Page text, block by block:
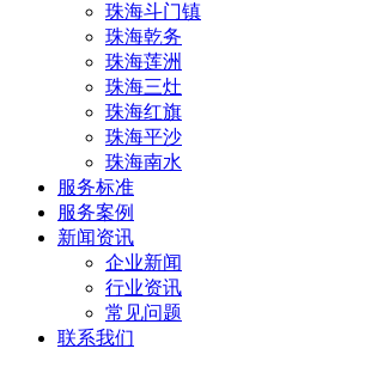
珠海斗门镇
珠海乾务
珠海莲洲
珠海三灶
珠海红旗
珠海平沙
珠海南水
服务标准
服务案例
新闻资讯
企业新闻
行业资讯
常见问题
联系我们